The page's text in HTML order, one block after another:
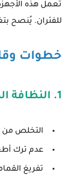
تعمل هذه
للفئران. يُنصح
خطوات
1. النظافة الصارمة
التخلص من
عدم ترك
تفريغ